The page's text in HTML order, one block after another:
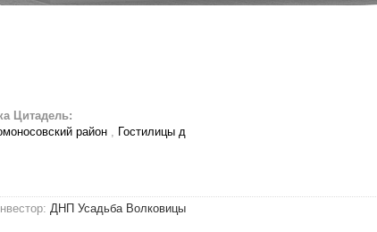
Цитадель:
район , Гостилицы д
ДНП Усадьба Волковицы